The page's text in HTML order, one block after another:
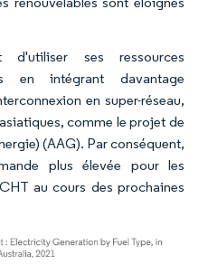
d'utiliser ses ressources
en intégrant davantage
en super-réseau,
comme le projet de
(AAG). Par conséquent,
plus élevée pour les
au cours des prochaines